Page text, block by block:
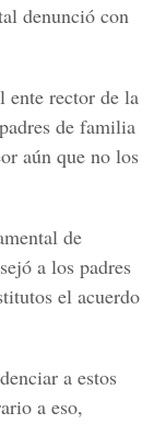
denunció con
ente rector de la
de familia
aún que no los
de
a los padres
el acuerdo
a estos
a eso,